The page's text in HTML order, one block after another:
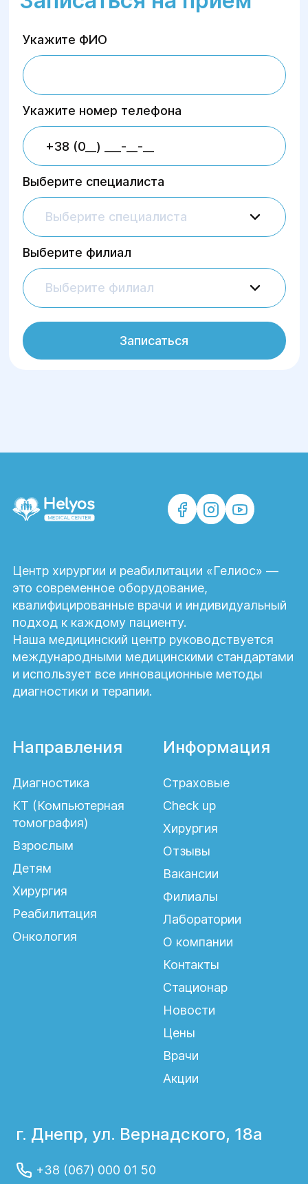
Укажите ФИО
Укажите номер телефона
Выберите специалиста
Выберите специалиста
Выберите филиал
Выберите филиал
Записаться
Центр хирургии и реабилитации «Гелиос» —
это современное оборудование,
квалифицированные врачи и индивидуальный
подход к каждому пациенту.
Наша медицинский центр руководствуется
международными медицинскими стандартами
и использует все инновационные методы
диагностики и терапии.
Направления
Диагностика
КТ (Компьютерная
томография)
Взрослым
Детям
Хирургия
Реабилитация
Онкология
Информация
Страховые
Check up
Хирургия
Отзывы
Вакансии
Филиалы
Лаборатории
О компании
Контакты
Стационар
Новости
Цены
Врачи
Акции
г. Днепр, ул. Вернадского, 18а
+38 (067) 000 01 50